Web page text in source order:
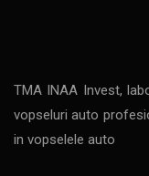
TMA INAA Invest,
vopseluri auto
in vopselele auto